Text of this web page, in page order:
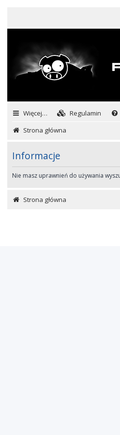
Więcej… Regulamin
Strona główna
Informacje
Nie masz uprawnień do używania
Strona główna